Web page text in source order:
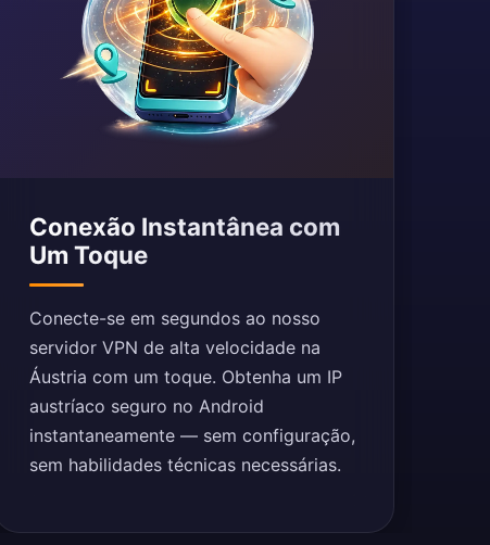
Conexão Instantânea com
Um Toque
Conecte-se em segundos ao nosso
servidor VPN de alta velocidade na
Áustria com um toque. Obtenha um IP
austríaco seguro no Android
instantaneamente — sem configuração,
sem habilidades técnicas necessárias.